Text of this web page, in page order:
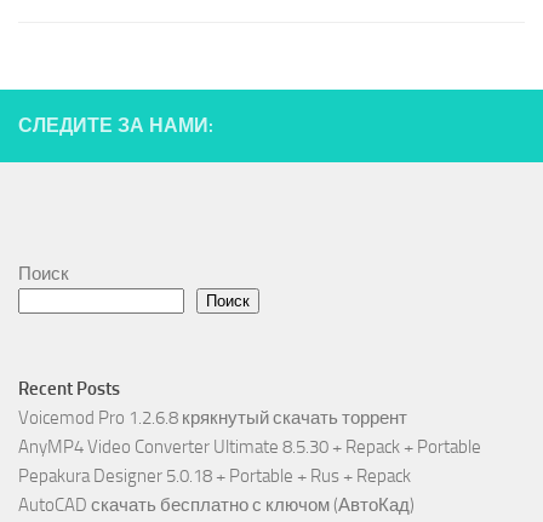
СЛЕДИТЕ ЗА НАМИ:
Поиск
Поиск
Recent Posts
Voicemod Pro 1.2.6.8 крякнутый скачать торрент
AnyMP4 Video Converter Ultimate 8.5.30 + Repack + Portable
Pepakura Designer 5.0.18 + Portable + Rus + Repack
AutoCAD скачать бесплатно с ключом (АвтоКад)